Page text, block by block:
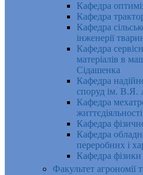
Кафедра
Кафедра
Кафедра
інженерії
Кафедра
матеріалів в
Сідашенка
Кафедра
споруд ім. В.Я.
Кафедра
Кафедра
Кафедра
переробних і
Кафедра
Факультет агрономії